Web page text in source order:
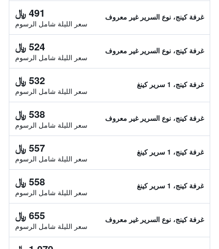
غرفة كينج، نوع السرير غير معروف 491 ﷼
سعر الليلة شامل الرسوم
غرفة كينج، نوع السرير غير معروف 524 ﷼
سعر الليلة شامل الرسوم
غرفة كينج، 1 سرير كينغ 532 ﷼
سعر الليلة شامل الرسوم
غرفة كينج، نوع السرير غير معروف 538 ﷼
سعر الليلة شامل الرسوم
غرفة كينج، 1 سرير كينغ 557 ﷼
سعر الليلة شامل الرسوم
غرفة كينج، 1 سرير كينغ 558 ﷼
سعر الليلة شامل الرسوم
غرفة كينج، نوع السرير غير معروف 655 ﷼
سعر الليلة شامل الرسوم